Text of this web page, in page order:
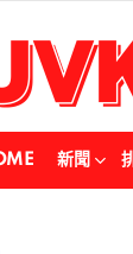
新聞